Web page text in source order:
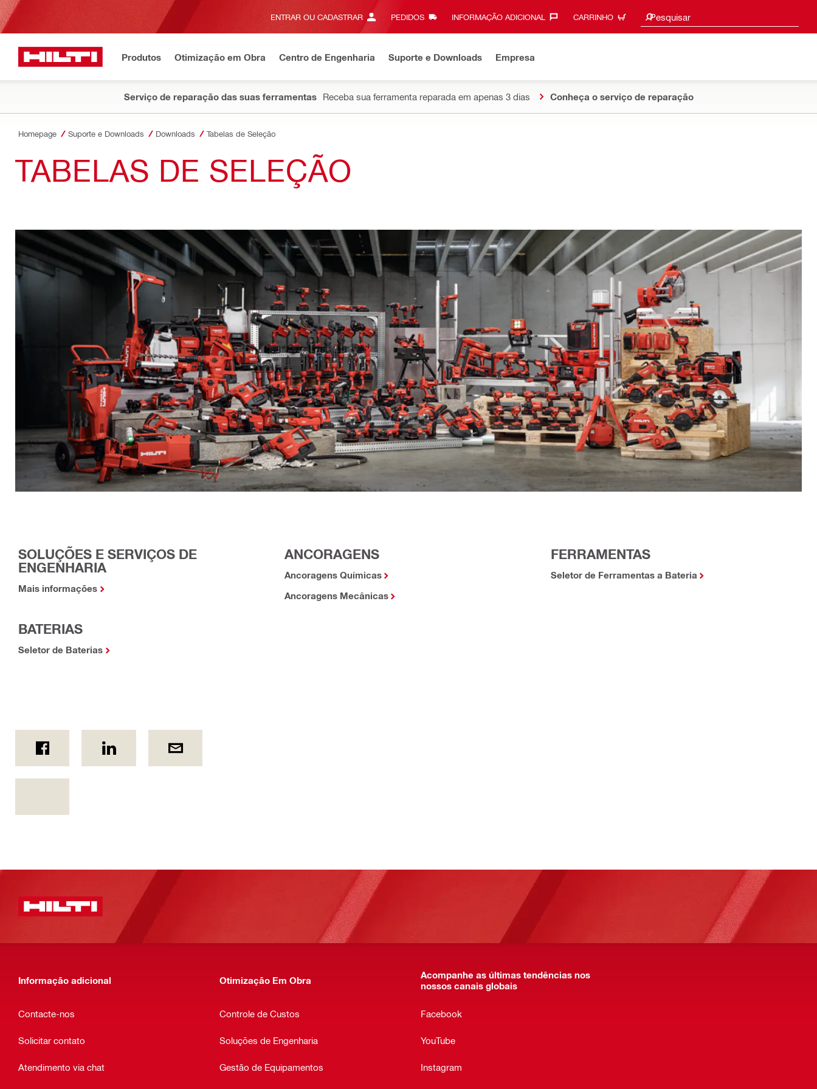
ENTRAR OU CADASTRAR PEDIDOS INFORMAÇÃO ADICIONAL‎ CARRINHO Pesquisar
Sugestões de pesquisa
Produtos Otimização em Obra Centro de Engenharia Suporte e Downloads Empresa
Serviço de reparação das suas ferramentas Receba sua ferramenta reparada em apenas 3 dias Conheça o serviço de reparação
Homepage Suporte e Downloads Downloads Tabelas de Seleção
TABELAS DE SELEÇÃO
SOLUÇÕES E SERVIÇOS DE
ENGENHARIA
Mais informações
ANCORAGENS
Ancoragens Químicas
Ancoragens Mecânicas
FERRAMENTAS
Seletor de Ferramentas a Bateria
BATERIAS
Seletor de Baterias
Informação adicional
Contacte-nos
Solicitar contato
Atendimento via chat
Otimização Em Obra
Controle de Custos
Soluções de Engenharia
Gestão de Equipamentos
Acompanhe as últimas tendências nos
nossos canais globais
Facebook
YouTube
Instagram